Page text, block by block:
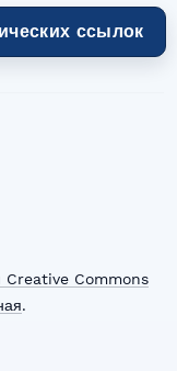
ссылок
Creative Commons
.